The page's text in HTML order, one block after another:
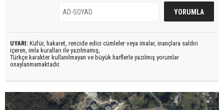
UYARI: Küfür, hakaret, rencide edici cümleler veya imalar, inançlara saldırı
içeren, imla kuralları ile yazılmamış,
Türkçe karakter kullanılmayan ve büyük harflerle yazılmış yorumlar
onaylanmamaktadır.